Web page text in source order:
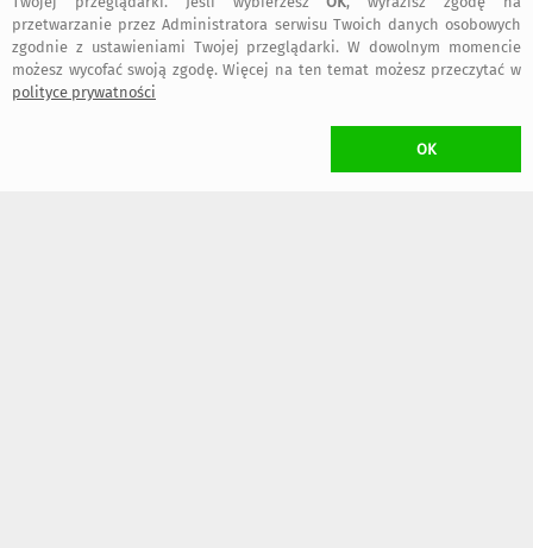
ZWROT TOWARU/ rozwiń>
przetwarzanie przez Administratora serwisu Twoich danych osobowych
zgodnie z ustawieniami Twojej przeglądarki. W dowolnym momencie
możesz wycofać swoją zgodę. Więcej na ten temat możesz przeczytać w
polityce prywatności
OK